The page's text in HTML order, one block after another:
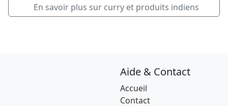
En savoir plus sur curry et produits indiens
Aide & Contact
Accueil
Contact